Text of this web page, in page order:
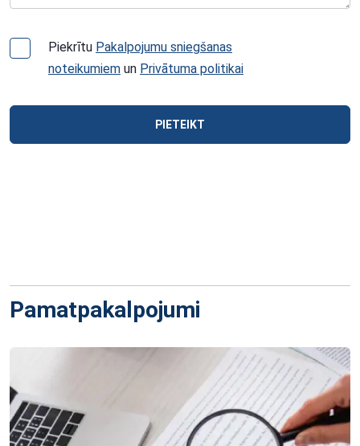
Piekrītu Pakalpojumu sniegšanas
noteikumiem un Privātuma politikai
PIETEIKT
Pamatpakalpojumi